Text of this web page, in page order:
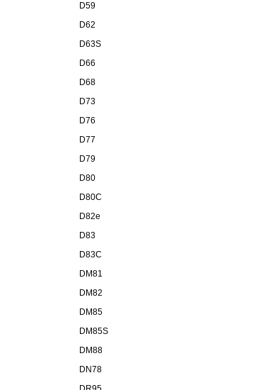
D59
D62
D63S
D66
D68
D73
D76
D77
D79
D80
D80C
D82e
D83
D83C
DM81
DM82
DM85
DM85S
DM88
DN78